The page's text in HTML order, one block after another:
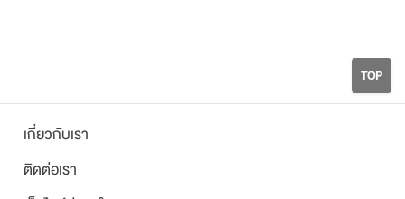
TOP
เกี่ยวกับเรา
ติดต่อเรา